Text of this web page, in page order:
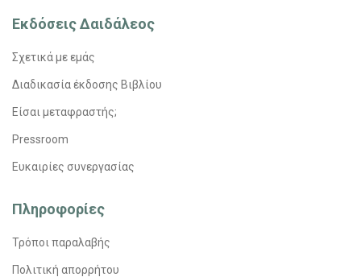
Εκδόσεις Δαιδάλεος
Σχετικά με εμάς
Διαδικασία έκδοσης Βιβλίου
Είσαι μεταφραστής;
Pressroom
Ευκαιρίες συνεργασίας
Πληροφορίες
Τρόποι παραλαβής
Πολιτική απορρήτου